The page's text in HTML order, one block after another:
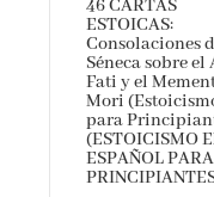
46 CARTAS
ESTOICAS:
Consolaciones de
Séneca sobre el
Amor Fati y el
Memento Mori
(Estoicismo para
Principiantes)
(ESTOICISMO EN
ESPAÑOL PARA